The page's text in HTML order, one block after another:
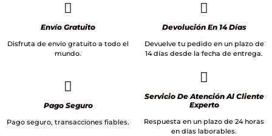
Envío Gratuito
Disfruta de envío gratuito a todo el
mundo.
Devolución En 14 Días
Devuelve tu pedido en un plazo de
14 días desde la fecha de entrega.
Pago Seguro
Pago seguro, transacciones fiables.
Servicio De Atención Al Cliente
Experto
Respuesta en un plazo de 24 horas
en días laborables.